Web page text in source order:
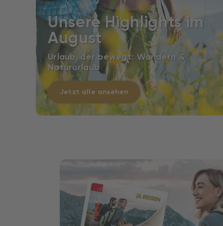
Unsere Highlights im
August
Urlaub, der bewegt: Wandern &
Natururlaub
Jetzt alle ansehen